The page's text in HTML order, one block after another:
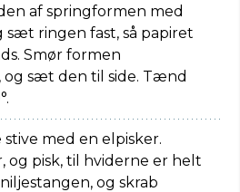
af springformen med
sæt ringen fast, så papiret
Smør formen
sæt den til side. Tænd
stive med en elpisker.
og pisk, til hviderne er helt
og skrab